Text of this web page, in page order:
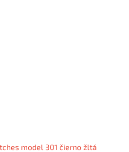
model 301 čierno žltá